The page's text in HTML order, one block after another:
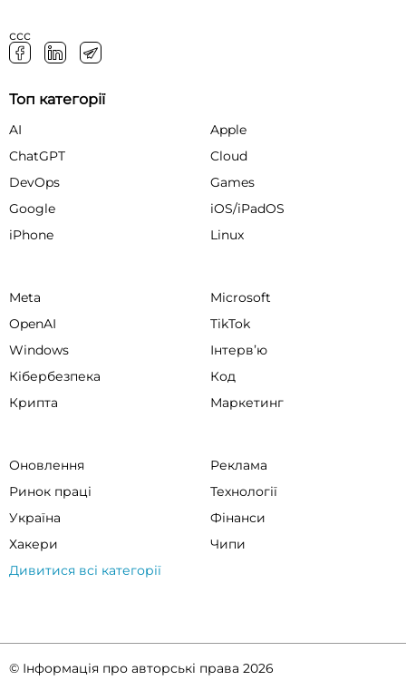
ссс
Топ категорії
AI
Apple
ChatGPT
Cloud
DevOps
Games
Google
iOS/iPadOS
iPhone
Linux
Meta
Microsoft
OpenAI
TikTok
Windows
Інтервʼю
Кібербезпека
Код
Крипта
Маркетинг
Оновлення
Реклама
Ринок праці
Технології
Україна
Фінанси
Хакери
Чипи
Дивитися всі категорії
© Інформація про авторські права 2026